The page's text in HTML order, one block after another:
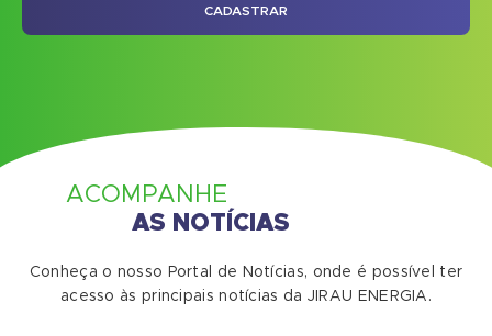
CADASTRAR
ACOMPANHE
AS NOTÍCIAS
Conheça o nosso Portal de Notícias, onde é possível ter
acesso às principais notícias da JIRAU ENERGIA.